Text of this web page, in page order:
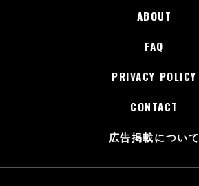
ABOUT
FAQ
PRIVACY POLICY
CONTACT
広告掲載について